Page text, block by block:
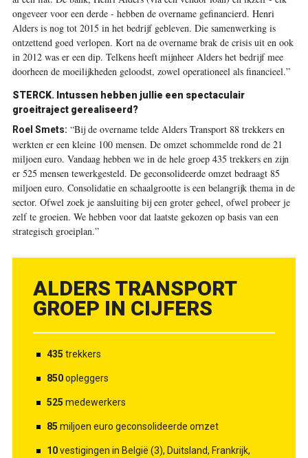
ongeveer voor een derde - ­hebben de overname gefinancierd. Henri
Alders is nog tot 2015 in het bedrijf gebleven. Die samenwerking is
ontzettend goed verlopen. Kort na de overname brak de crisis uit en ook
in 2012 was er een dip. Telkens heeft mijnheer Alders het bedrijf mee
doorheen de moeilijkheden geloodst, zowel operationeel als financieel.”
STERCK. Intussen hebben jullie een spectaculair
groeitraject gerealiseerd?
Roel Smets: “Bij de overname telde Alders Transport 88 trekkers en
werkten er een kleine 100 mensen. De omzet schommelde rond de 21
miljoen euro. Vandaag hebben we in de hele groep 435 trekkers en zijn
er 525 mensen tewerkgesteld. De geconsolideerde omzet bedraagt 85
miljoen euro. Consolidatie en schaalgrootte is een belangrijk thema in de
sector. Ofwel zoek je aansluiting bij een groter geheel, ofwel probeer je
zelf te groeien. We hebben voor dat laatste gekozen op basis van een
strategisch groeiplan.”
ALDERS TRANSPORT
GROEP IN CIJFERS
435 trekkers
850opleggers
525 medewerkers
85 miljoen euro geconsolideerde omzet
10vestigingen in België (3), Duitsland, Frankrijk,